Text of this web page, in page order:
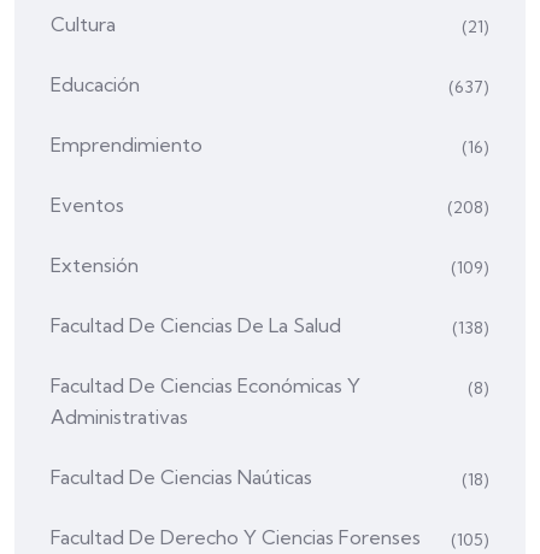
Cultura (21)
Educación (637)
Emprendimiento (16)
Eventos (208)
Extensión (109)
Facultad De Ciencias De La Salud (138)
Facultad De Ciencias Económicas Y
Administrativas
(8)
Facultad De Ciencias Naúticas (18)
Facultad De Derecho Y Ciencias Forenses (105)